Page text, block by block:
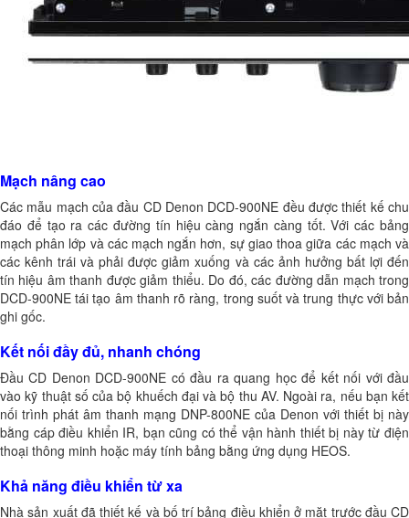
Mạch nâng cao
Các mẫu mạch của đầu CD Denon DCD-900NE đều được thiết kế chu
đáo để tạo ra các đường tín hiệu càng ngắn càng tốt. Với các bảng
mạch phân lớp và các mạch ngắn hơn, sự giao thoa giữa các mạch và
các kênh trái và phải được giảm xuống và các ảnh hưởng bất lợi đến
tín hiệu âm thanh được giảm thiểu. Do đó, các đường dẫn mạch trong
DCD-900NE tái tạo âm thanh rõ ràng, trong suốt và trung thực với bản
ghi gốc.
Kết nối đầy đủ, nhanh chóng
Đầu CD Denon DCD-900NE có đầu ra quang học để kết nối với đầu
vào kỹ thuật số của bộ khuếch đại và bộ thu AV. Ngoài ra, nếu bạn kết
nối trình phát âm thanh mạng DNP-800NE của Denon với thiết bị này
bằng cáp điều khiển IR, bạn cũng có thể vận hành thiết bị này từ điện
thoại thông minh hoặc máy tính bảng bằng ứng dụng HEOS.
Khả năng điều khiển từ xa
Nhà sản xuất đã thiết kế và bố trí bảng điều khiển ở mặt trước đầu CD